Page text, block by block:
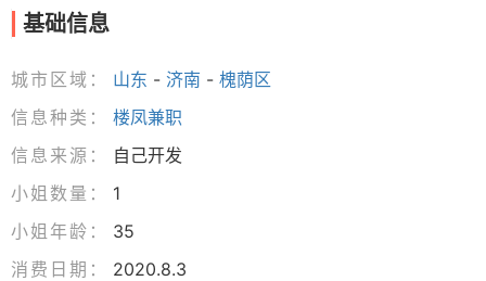
基础信息
城市区域： 山东 - 济南 - 槐荫区
信息种类：
楼凤兼职
信息来源：
自己开发
小姐数量：
1
小姐年龄：
35
消费日期：
2020.8.3